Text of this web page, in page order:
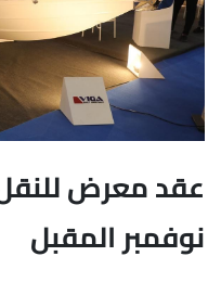
عقد معرض
نوفمبر المقبل